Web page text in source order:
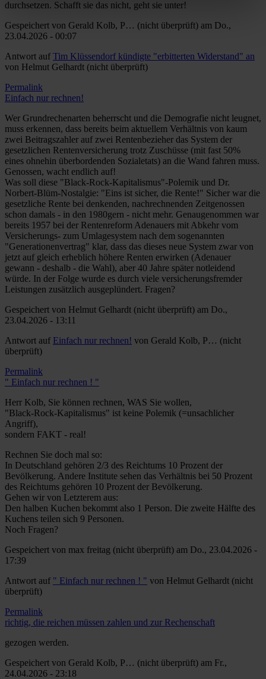
durchsetzen. Schafft sie das nicht, geht sie unter!
Gespeichert von Gerald Kolb, P… (nicht überprüft) am Do.,
23.04.2026 - 00:07
Antwort auf Tim Klüssendorf kündigte "erbitterten Widerstand" an
von Helmut Gelhardt (nicht überprüft)
Permalink
Einfach nur rechnen!
Wer Grundrechenarten beherrscht und die Demografie nicht leugnet,
muss erkennen, dass bereits beim aktuellem Verhältnis von kaum
zwei Beitragszahler auf zwei Rentenbezieher das System der
gesetzlichen Rentenversicherung trotz Zuschüsse (mit fast 50%
eines ohnehin überbordenden Sozialetats) an die Wand fahren muss.
Genossen, wacht endlich auf!
Was soll diese "Black-Rock-Kapitalismus"-Polemik und Dr.
Norbert-Blüm-Nostalgie: "Eins ist sicher, die Rente!" Sicher war die
gesetzliche Rente bei denkenden, nachrechnenden Zeitgenossen
schon damals - in den 1980gern - nicht mehr. Genaugenommen war
bereits 1957 bei der Rentenreform Adenauers mit Abkehr vom
Versicherungs- zum Umlagesystem nach dem sogenannten
"Generationenvertrag" klar, dass das dieses neue System zwar von
jetzt auf gleich erheblich höhere Renten erwirken (Adenauer
gewann - deshalb - die Wahl), aber 40 Jahre später notleidend
würde. In der Folge wurde es durch viele versicherungsfremder
Leistungen zusätzlich ausgeplündert. Fragen?
Gespeichert von Helmut Gelhardt (nicht überprüft) am Do.,
23.04.2026 - 13:11
Antwort auf Einfach nur rechnen! von Gerald Kolb, P… (nicht
überprüft)
Permalink
" Einfach nur rechnen ! "
Herr Kolb, Sie können rechnen, WAS Sie wollen,
"Black-Rock-Kapitalismus" ist keine Polemik (=unsachlicher
Angriff),
sondern FAKT - real!
Rechnen Sie doch mal so:
In Deutschland gehören 2/3 des Reichtums 10 Prozent der
Bevölkerung. Andere Institute sehen das Verhältnis bei 50 Prozent
des Reichtums gehören 10 Prozent der Bevölkerung.
Gehen wir von Letzterem aus:
Den halben Kuchen bekommt also 1 Person. Die zweite Hälfte des
Kuchens teilen sich 9 Personen.
Noch Fragen?
Gespeichert von max freitag (nicht überprüft) am Do., 23.04.2026 -
17:39
Antwort auf " Einfach nur rechnen ! " von Helmut Gelhardt (nicht
überprüft)
Permalink
richtig, die reichen müssen zahlen und zur Rechenschaft
gezogen werden.
Gespeichert von Gerald Kolb, P… (nicht überprüft) am Fr.,
24.04.2026 - 23:18